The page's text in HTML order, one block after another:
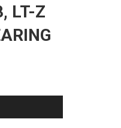
LT-Z